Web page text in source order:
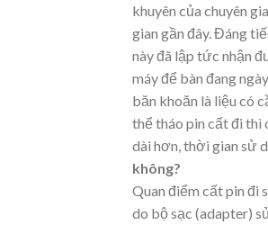
khuyên của chuyên
gian gần đây. Đáng
này đã lập tức nhận
máy để bàn đang
băn khoăn là liệu có
thể tháo pin cất đi thì
dài hơn, thời gian sử
không?
Quan điểm cất pin đi
do bộ sạc (adapter)